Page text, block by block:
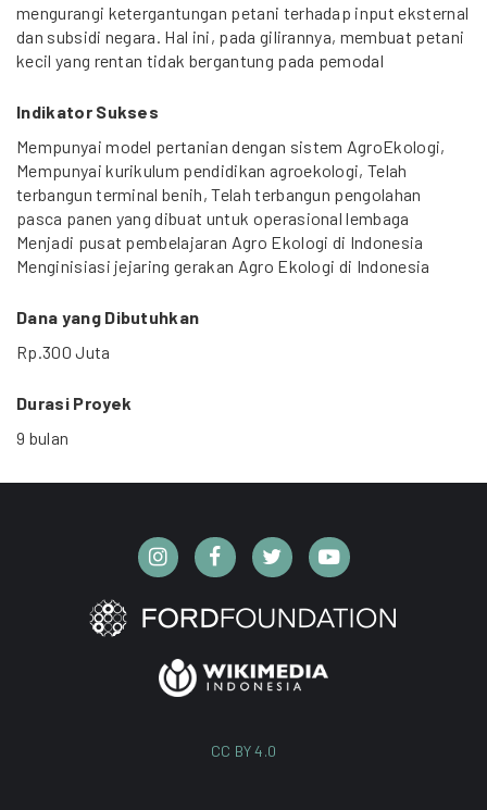
mengurangi ketergantungan petani terhadap input eksternal
dan subsidi negara. Hal ini, pada gilirannya, membuat petani
kecil yang rentan tidak bergantung pada pemodal
Indikator Sukses
Mempunyai model pertanian dengan sistem AgroEkologi,
Mempunyai kurikulum pendidikan agroekologi, Telah
terbangun terminal benih, Telah terbangun pengolahan
pasca panen yang dibuat untuk operasional lembaga
Menjadi pusat pembelajaran Agro Ekologi di Indonesia
Menginisiasi jejaring gerakan Agro Ekologi di Indonesia
Dana yang Dibutuhkan
Rp.300 Juta
Durasi Proyek
9 bulan
CC BY 4.0